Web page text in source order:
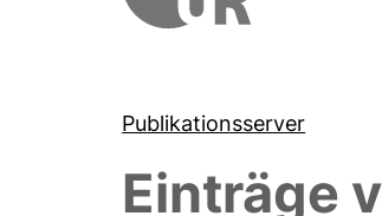
Publikationsserver
Einträge